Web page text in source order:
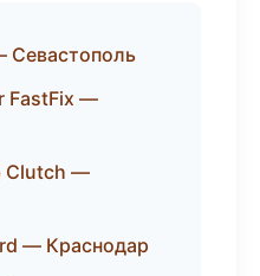
FastFix —
Clutch —
— Краснодар